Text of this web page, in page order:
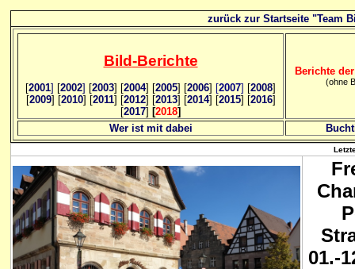
zurück zur Startseite "Team
Bild-Berichte
[2001] [2002] [2003] [2004] [2005] [2006] [2007] [2008]
[2009] [2010] [2011] [2012] [2013] [2014] [2015] [2016]
[2017] [2018]
Berichte
(ohne
Wer ist mit dabei
01.-